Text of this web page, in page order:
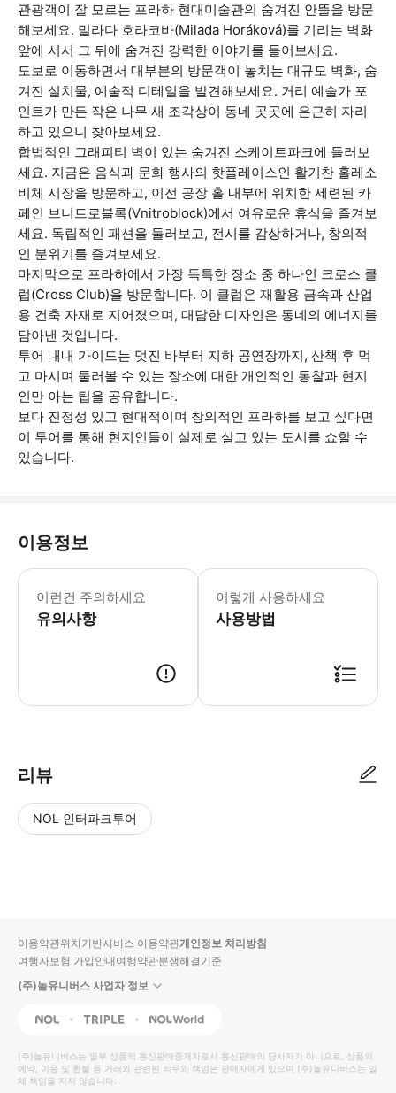
관광객이 잘 모르는 프라하 현대미술관의 숨겨진 안뜰을 방문
해보세요. 밀라다 호라코바(Milada Horáková)를 기리는 벽화
앞에 서서 그 뒤에 숨겨진 강력한 이야기를 들어보세요.
도보로 이동하면서 대부분의 방문객이 놓치는 대규모 벽화, 숨
겨진 설치물, 예술적 디테일을 발견해보세요. 거리 예술가 포
인트가 만든 작은 나무 새 조각상이 동네 곳곳에 은근히 자리
하고 있으니 찾아보세요.
합법적인 그래피티 벽이 있는 숨겨진 스케이트파크에 들러보
세요. 지금은 음식과 문화 행사의 핫플레이스인 활기찬 홀레소
비체 시장을 방문하고, 이전 공장 홀 내부에 위치한 세련된 카
페인 브니트로블록(Vnitroblock)에서 여유로운 휴식을 즐겨보
세요. 독립적인 패션을 둘러보고, 전시를 감상하거나, 창의적
인 분위기를 즐겨보세요.
마지막으로 프라하에서 가장 독특한 장소 중 하나인 크로스 클
럽(Cross Club)을 방문합니다. 이 클럽은 재활용 금속과 산업
용 건축 자재로 지어졌으며, 대담한 디자인은 동네의 에너지를
담아낸 것입니다.
투어 내내 가이드는 멋진 바부터 지하 공연장까지, 산책 후 먹
고 마시며 둘러볼 수 있는 장소에 대한 개인적인 통찰과 현지
인만 아는 팁을 공유합니다.
보다 진정성 있고 현대적이며 창의적인 프라하를 보고 싶다면
이 투어를 통해 현지인들이 실제로 살고 있는 도시를 쇼할 수
있습니다.
이용정보
이런건 주의하세요
유의사항
대중교통을 이용하므로 참가자는 유
이렇게 사용하세요
사용방법
리뷰
NOL 인터파크투어
입니
다.
높
은
순
동
영
상
순
상
이용약관위치기반서비스 이용약관개인정보 처리방침
여행자보험 가입안내여행약관분쟁해결기준
(주)놀유니버스 사업자 정보
NOL Triple Interpark Global
(주)놀유니버스는 일부 상품의 통신판매중개자로서 통신판매의 당사자가 아니므로, 상품의
예약, 이용 및 환불 등 거래와 관련된 의무와 책임은 판매자에게 있으며 (주)놀유니버스는 일
체 책임을 지지 않습니다.